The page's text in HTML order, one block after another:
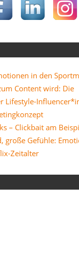
in den
Content wird: Die
Lifestyle-
– Clickbait am
große Gefühle:
Zeitalter